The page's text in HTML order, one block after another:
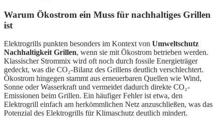
Warum Ökostrom ein Muss für nachhaltiges Grillen
ist
Elektrogrills punkten besonders im Kontext von Umweltschutz
Nachhaltigkeit Grillen, wenn sie mit Ökostrom betrieben werden.
Klassischer Strommix wird oft noch durch fossile Energieträger
gedeckt, was die CO₂-Bilanz des Grillens deutlich verschlechtert.
Ökostrom hingegen stammt aus erneuerbaren Quellen wie Wind,
Sonne oder Wasserkraft und vermeidet dadurch direkte CO₂-
Emissionen beim Grillen. Ein häufiger Fehler ist etwa, den
Elektrogrill einfach am herkömmlichen Netz anzuschließen, was das
Potenzial des Elektrogrills für Klimaschutz deutlich mindert.